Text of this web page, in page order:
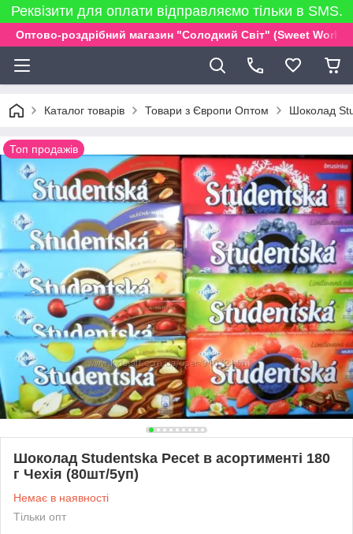
Реквізити для оплати відправляємо тільки в SMS.
Оптово-роздрібний магазин "Солодкий Світ" (Sweet World)
Каталог товарів Товари з Європи Оптом Шоколад
Топ продажів
Шоколад Studentska Pecet в асортименті 180
г Чехія (80шт/5уп)
Немає в наявності
Тільки опт